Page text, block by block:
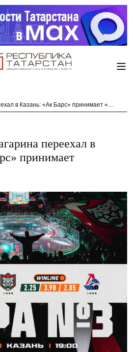
Финал Кубка Гагарина переехал в Казань: «Ак Барс» принимает «Локомотив»
переехал в
принимает